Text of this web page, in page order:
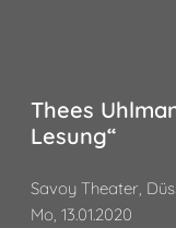
Thees
Lesung“
Savoy Theater,
Mo, 13.01.2020